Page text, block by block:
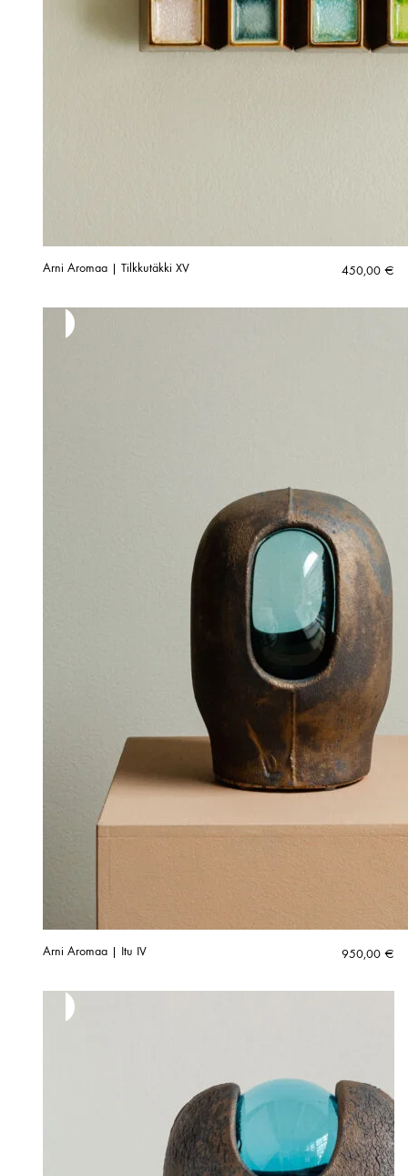
Arni Aromaa | Tilkkutäkki XV 450,00 €
Arni Aromaa | Itu IV 950,00 €